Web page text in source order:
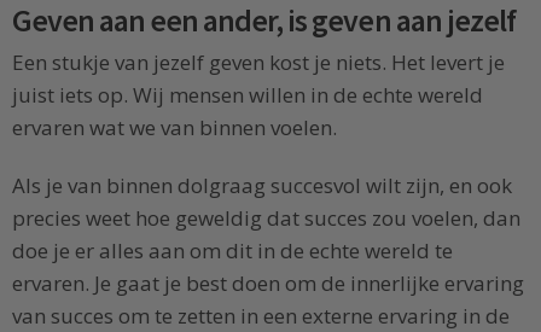
Geven aan een ander, is geven aan jezelf
Een stukje van jezelf geven kost je niets. Het levert je
juist iets op. Wij mensen willen in de echte wereld
ervaren wat we van binnen voelen.
Als je van binnen dolgraag succesvol wilt zijn, en ook
precies weet hoe geweldig dat succes zou voelen, dan
doe je er alles aan om dit in de echte wereld te
ervaren. Je gaat je best doen om de innerlijke ervaring
van succes om te zetten in een externe ervaring in de